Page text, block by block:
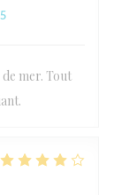
mer. Tout